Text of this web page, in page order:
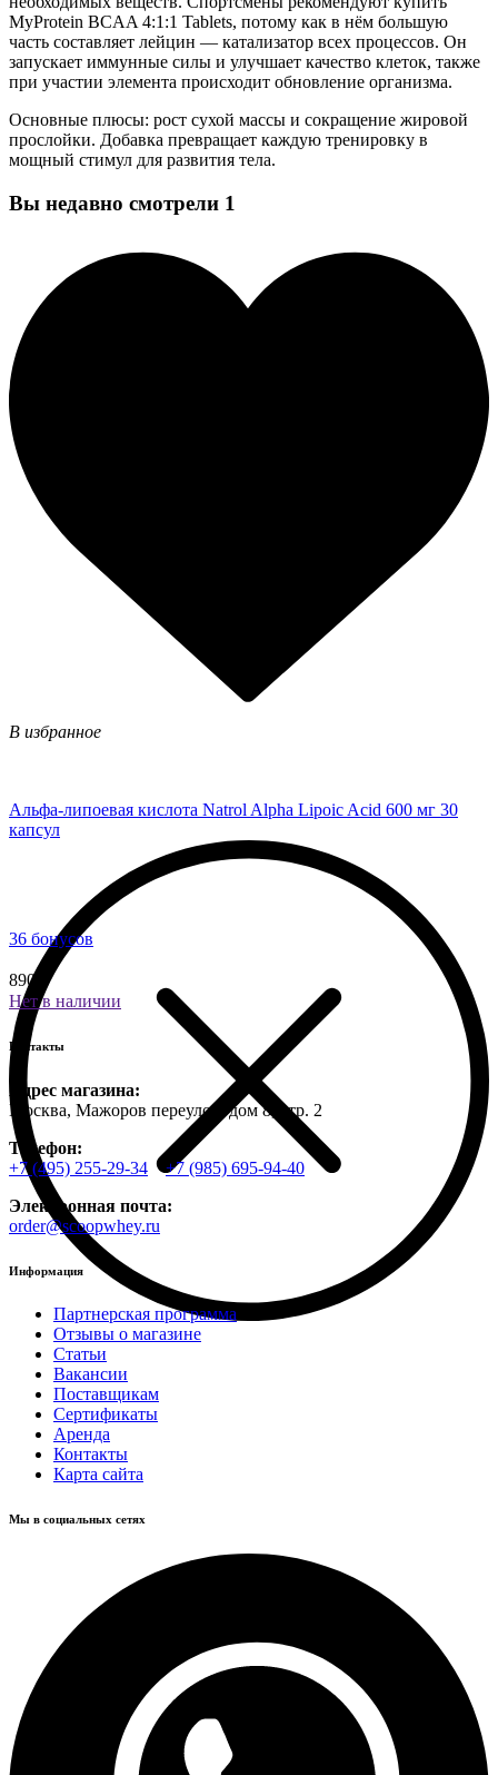
MyProtein BCAA 4:1:1 Tablets, потому как в нём большую
часть составляет лейцин — катализатор всех процессов. Он
запускает иммунные силы и улучшает качество клеток, также
при участии элемента происходит обновление организма.
Основные плюсы: рост сухой массы и сокращение жировой
прослойки. Добавка превращает каждую тренировку в
мощный стимул для развития тела.
Вы недавно смотрели 1
В избранное
Альфа-липоевая кислота Natrol Alpha Lipoic Acid 600 мг 30
капсул
36 бонусов
890 ₽
Нет в наличии
Контакты
Адрес магазина:
Москва, Мажоров переулок, дом 8, стр. 2
Телефон:
+7 (495) 255-29-34
+7 (985) 695-94-40
Электронная почта:
order@scoopwhey.ru
Информация
Партнерская программа
Отзывы о магазине
Статьи
Вакансии
Поставщикам
Сертификаты
Аренда
Контакты
Карта сайта
Мы в социальных сетях